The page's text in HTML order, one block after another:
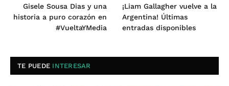
Gisele Sousa Dias y una
historia a puro corazón en
#VueltaYMedia
¡Liam Gallagher vuelve a la
Argentina! Últimas
entradas disponibles
TE PUEDE INTERESAR